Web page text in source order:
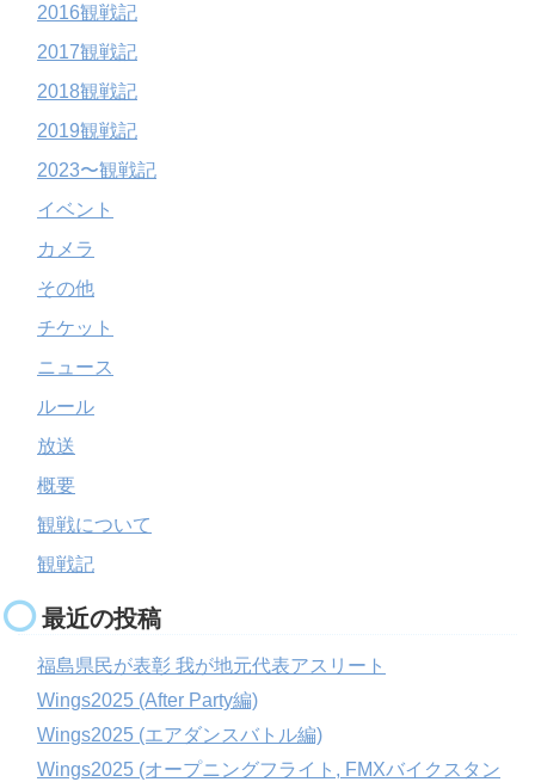
2016観戦記
2017観戦記
2018観戦記
2019観戦記
2023〜観戦記
イベント
カメラ
その他
チケット
ニュース
ルール
放送
概要
観戦について
観戦記
最近の投稿
福島県民が表彰 我が地元代表アスリート
Wings2025 (After Party編)
Wings2025 (エアダンスバトル編)
Wings2025 (オープニングフライト, FMXバイクスタン